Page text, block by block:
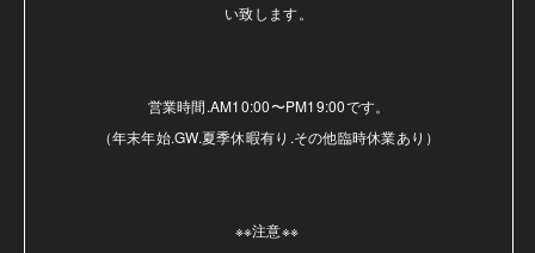
い致します。
営業時間.AM10:00〜PM19:00です。
（年末年始.GW.夏季休暇有り.その他臨時休業あり）
※※注意※※